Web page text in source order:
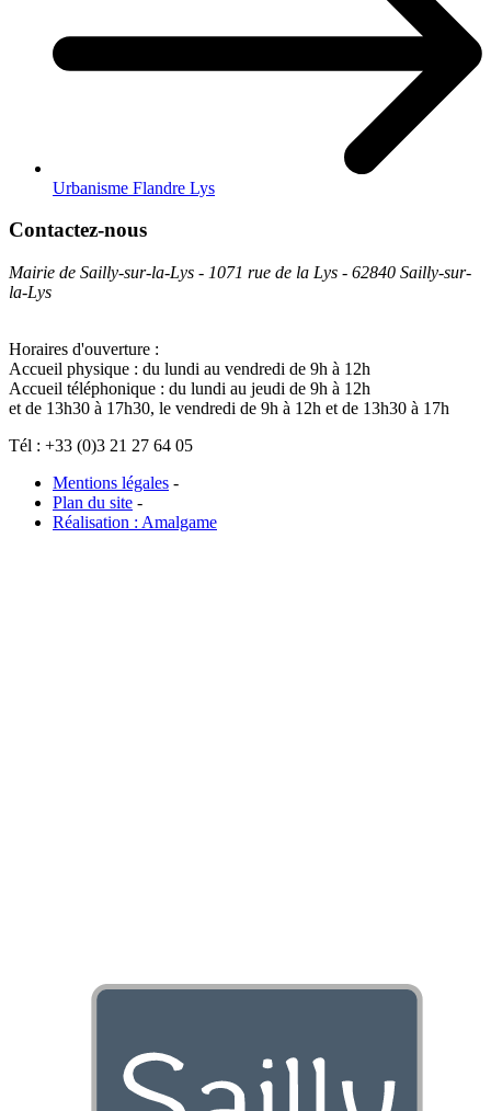
Urbanisme Flandre Lys
Contactez-nous
Mairie de Sailly-sur-la-Lys - 1071 rue de la Lys - 62840 Sailly-sur-
la-Lys
Horaires d'ouverture :
Accueil physique : du lundi au vendredi de 9h à 12h
Accueil téléphonique : du lundi au jeudi de 9h à 12h
et de 13h30 à 17h30, le vendredi de 9h à 12h et de 13h30 à 17h
Tél : +33 (0)3 21 27 64 05
Mentions légales -
Plan du site -
Réalisation : Amalgame